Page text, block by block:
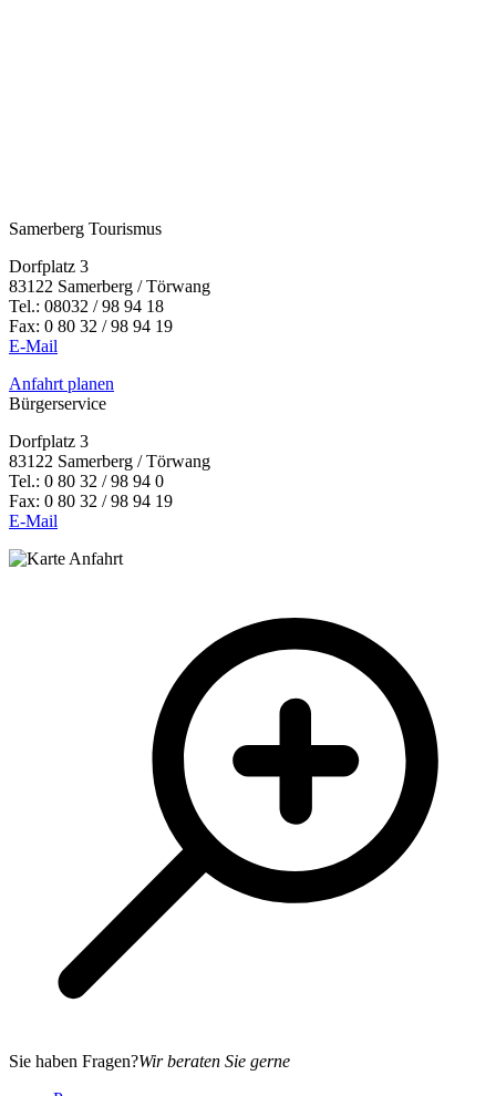
Samerberg Tourismus
Dorfplatz 3
83122 Samerberg / Törwang
Tel.: 08032 / 98 94 18
Fax: 0 80 32 / 98 94 19
E-Mail
Anfahrt planen
Bürgerservice
Dorfplatz 3
83122 Samerberg / Törwang
Tel.: 0 80 32 / 98 94 0
Fax: 0 80 32 / 98 94 19
E-Mail
Sie haben Fragen?Wir beraten Sie gerne